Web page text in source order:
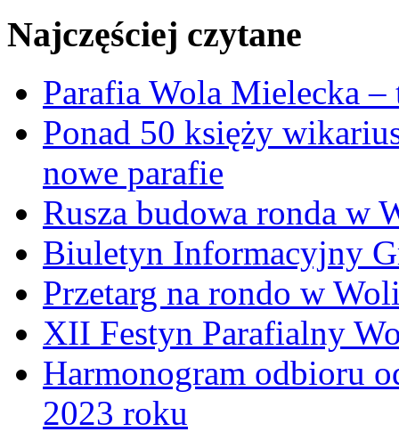
Najczęściej czytane
Parafia Wola Mielecka
Ponad 50 księży
nowe parafie
Rusza budowa ronda w
Biuletyn Informacyjny
Przetarg na rondo w
XII Festyn Parafialny
Harmonogram odbioru
2023 roku